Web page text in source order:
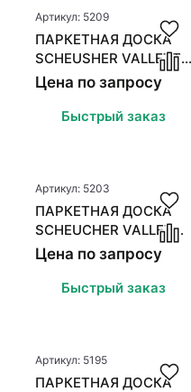
Артикул: 5209
ПАРКЕТНАЯ ДОСКА
SCHEUSHER VALLETTA
OAK ASTIG TXM DARK
COARSE
Цена по запросу
Быстрый заказ
Артикул: 5203
ПАРКЕТНАЯ ДОСКА
SCHEUCHER VALLETTA
OAK ASTIG TXM SILVA
Цена по запросу
Быстрый заказ
Артикул: 5195
ПАРКЕТНАЯ ДОСКА
Стеновые панели
Межкомнатные двери
Стеновые панели
Межкомнатные двери